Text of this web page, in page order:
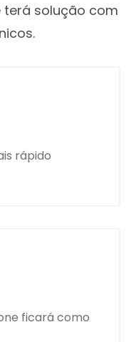
terá solução com
rápido
ficará como